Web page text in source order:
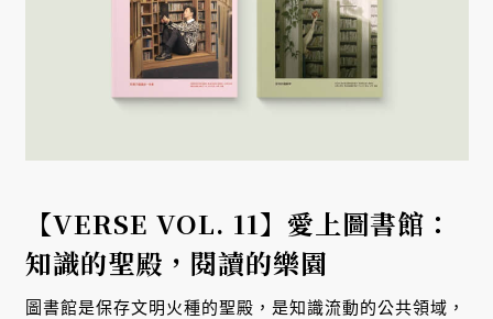
【VERSE VOL. 11】愛上圖書館：
知識的聖殿，閱讀的樂園
圖書館是保存文明火種的聖殿，是知識流動的公共領域，